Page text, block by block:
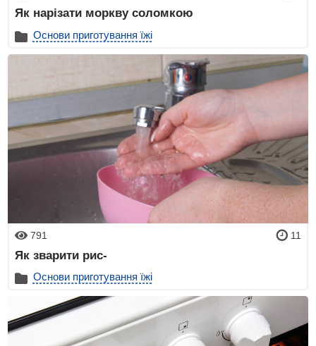
Як нарізати моркву соломкою
Основи приготування їжі
791 11
Як зварити рис-
Основи приготування їжі